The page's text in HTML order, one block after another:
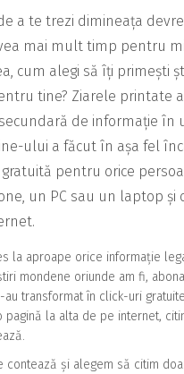
a te trezi dimineața
mai mult timp pentru
cum alegi să îți primești
tine? Ziarele printate
de informație în
ului a făcut în așa fel
pentru orice
un PC sau un laptop și
la aproape orice informație
mondene oriunde am fi,
transformat în click-uri
la alta de pe internet,
contează și alegem să citim